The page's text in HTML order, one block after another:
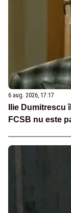
6 aug. 2026, 17:17
Ilie Dumitrescu
FCSB nu este